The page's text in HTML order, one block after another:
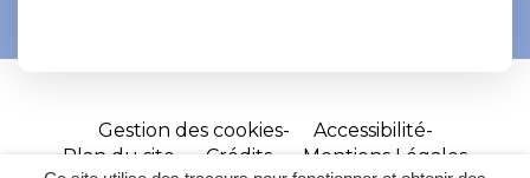
Gestion des cookies
Accessibilité
Plan du site
Crédits Mentions Légales